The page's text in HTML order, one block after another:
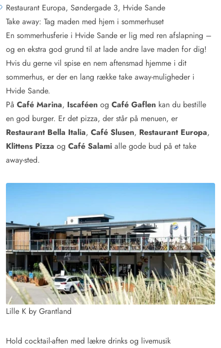
Restaurant Europa, Søndergade 3, Hvide Sande
Take away: Tag maden med hjem i sommerhuset
En sommerhusferie i Hvide Sande er lig med ren afslapning –
og en ekstra god grund til at lade andre lave maden for dig!
Hvis du gerne vil spise en nem aftensmad hjemme i dit
sommerhus, er der en lang række take away-muligheder i
Hvide Sande.
På Café Marina, Iscaféen og Café Gaflen kan du bestille
en god burger. Er det pizza, der står på menuen, er
Restaurant Bella Italia, Café Slusen, Restaurant Europa,
Klittens Pizza og Café Salami alle gode bud på et take
away-sted.
Lille K by Grantland
Hold cocktail-aften med lækre drinks og livemusik